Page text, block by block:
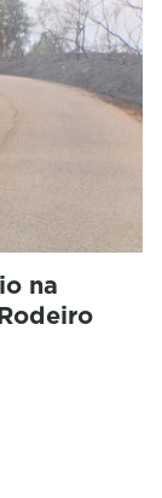
na